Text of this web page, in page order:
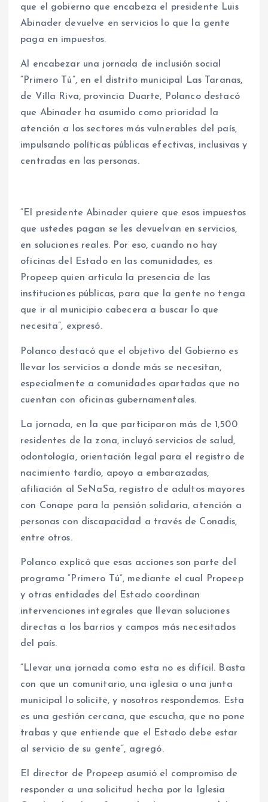
que el gobierno que encabeza el presidente Luis
Abinader devuelve en servicios lo que la gente
paga en impuestos.
Al encabezar una jornada de inclusión social
“Primero Tú”, en el distrito municipal Las Taranas,
de Villa Riva, provincia Duarte, Polanco destacó
que Abinader ha asumido como prioridad la
atención a los sectores más vulnerables del país,
impulsando políticas públicas efectivas, inclusivas y
centradas en las personas.
“El presidente Abinader quiere que esos impuestos
que ustedes pagan se les devuelvan en servicios,
en soluciones reales. Por eso, cuando no hay
oficinas del Estado en las comunidades, es
Propeep quien articula la presencia de las
instituciones públicas, para que la gente no tenga
que ir al municipio cabecera a buscar lo que
necesita”, expresó.
Polanco destacó que el objetivo del Gobierno es
llevar los servicios a donde más se necesitan,
especialmente a comunidades apartadas que no
cuentan con oficinas gubernamentales.
La jornada, en la que participaron más de 1,500
residentes de la zona, incluyó servicios de salud,
odontología, orientación legal para el registro de
nacimiento tardío, apoyo a embarazadas,
afiliación al SeNaSa, registro de adultos mayores
con Conape para la pensión solidaria, atención a
personas con discapacidad a través de Conadis,
entre otros.
Polanco explicó que esas acciones son parte del
programa “Primero Tú”, mediante el cual Propeep
y otras entidades del Estado coordinan
intervenciones integrales que llevan soluciones
directas a los barrios y campos más necesitados
del país.
“Llevar una jornada como esta no es difícil. Basta
con que un comunitario, una iglesia o una junta
municipal lo solicite, y nosotros respondemos. Esta
es una gestión cercana, que escucha, que no pone
trabas y que entiende que el Estado debe estar
al servicio de su gente”, agregó.
El director de Propeep asumió el compromiso de
responder a una solicitud hecha por la Iglesia